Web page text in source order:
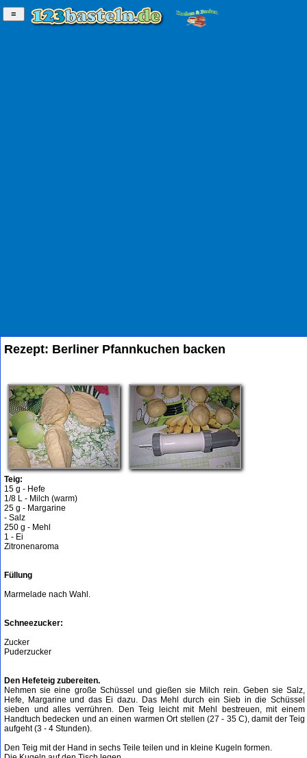
Rezept: Berliner Pfannkuchen backen
Teig:
15 g - Hefe
1/8 L - Milch (warm)
25 g - Margarine
- Salz
250 g - Mehl
1 - Ei
Zitronenaroma
Füllung
Marmelade nach Wahl.
Schneezucker:
Zucker
Puderzucker
Den Hefeteig zubereiten.
Nehmen sie eine große Schüssel und gießen sie Milch rein. Geben sie Salz,
Hefe, Margarine und das Ei dazu. Das Mehl durch ein Sieb in die Schüssel
sieben und alles verrühren. Den Teig leicht mit Mehl bestreuen, mit einem
Handtuch bedecken und an einen warmen Ort stellen (27 - 35 C), damit der Teig
aufgeht (3 - 4 Stunden).
Den Teig mit der Hand in sechs Teile teilen und in kleine Kugeln formen.